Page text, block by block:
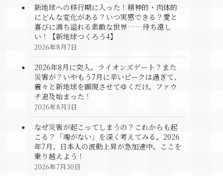
新地球への移行期に入った！精神的・肉体的
にどんな変化がある？いつ実感できる？愛と
喜びに満ち溢れる素敵な世界……待ち遠し
い！【新地球つくろう4】
2026年8月7日
2026年8月に突入。ライオンズゲート？また
災害が？いやもう7月に辛いピークは過ぎて、
着々と新地球を顕現させてゆくだけ。ファウ
チ追及始まった！
2026年8月3日
なぜ災害が起こってしまうの？これからも起
こる？「魂がない」を深く考えてみる。2026
年7月、日本人の波動上昇が急加速中。ここを
乗り越えよう！
2026年7月30日